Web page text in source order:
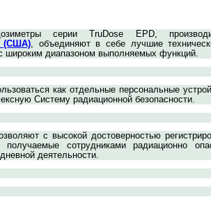
серии TruDose EPD,
(США), объединяют в себе лучшие
с широким диапазоном выполняемых функций.
как отдельные персональные
Систему радиационной безопасности.
с высокой достоверностью
сотрудниками радиационно
деятельности.